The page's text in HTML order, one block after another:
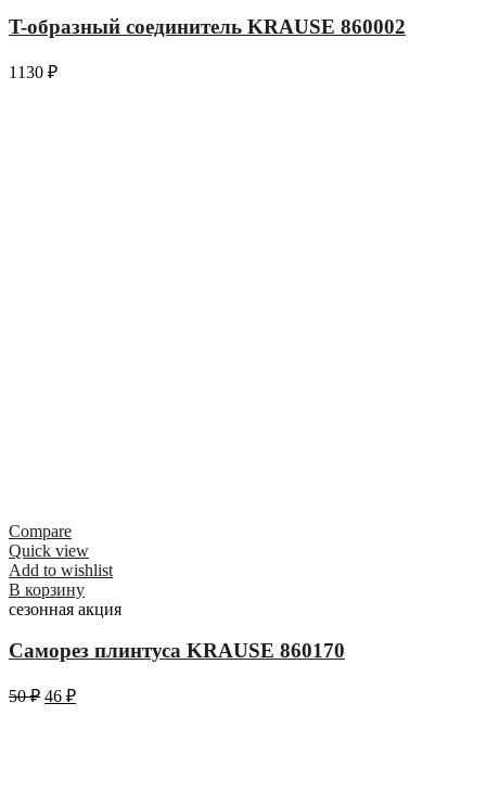
T-образный соединитель KRAUSE 860002
1130 ₽
Compare
Quick view
Add to wishlist
В корзину
сезонная акция
Саморез плинтуса KRAUSE 860170
50₽ 46 ₽